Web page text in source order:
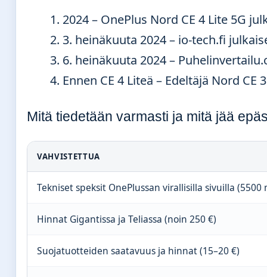
2024– OnePlus Nord CE 4 Lite 5G
3. heinäkuuta 2024– io-tech.fi
6. heinäkuuta 2024–
Ennen CE 4 Liteä – Edeltäjä Nord
Mitä tiedetään varmasti ja mitä jää
VAHVISTETTUA
Tekniset speksit OnePlussan virallisilla sivuilla (5500
Hinnat Gigantissa ja Teliassa (noin 250 €)
Suojatuotteiden saatavuus ja hinnat (15–20 €)